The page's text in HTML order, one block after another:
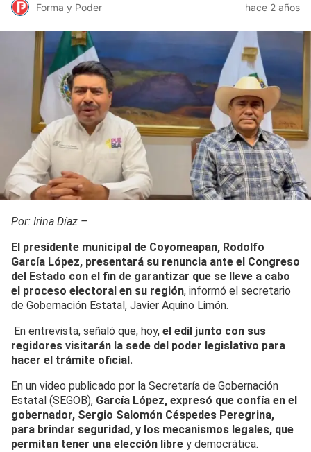
Forma y Poder hace 2 años
Por: Irina Díaz –
El presidente municipal de Coyomeapan, Rodolfo
García López, presentará su renuncia ante el Congreso
del Estado con el fin de garantizar que se lleve a cabo
el proceso electoral en su región, informó el secretario
de Gobernación Estatal, Javier Aquino Limón.
En entrevista, señaló que, hoy, el edil junto con sus
regidores visitarán la sede del poder legislativo para
hacer el trámite oficial.
En un video publicado por la Secretaría de Gobernación
Estatal (SEGOB), García López, expresó que confía en el
gobernador, Sergio Salomón Céspedes Peregrina,
para brindar seguridad, y los mecanismos legales, que
permitan tener una elección libre y democrática.